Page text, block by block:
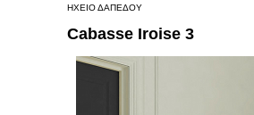
ΗΧΕΙΟ ΔΑΠΕΔΟΥ
Cabasse Iroise 3